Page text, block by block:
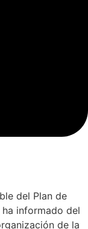
del Plan de
informado del
de la